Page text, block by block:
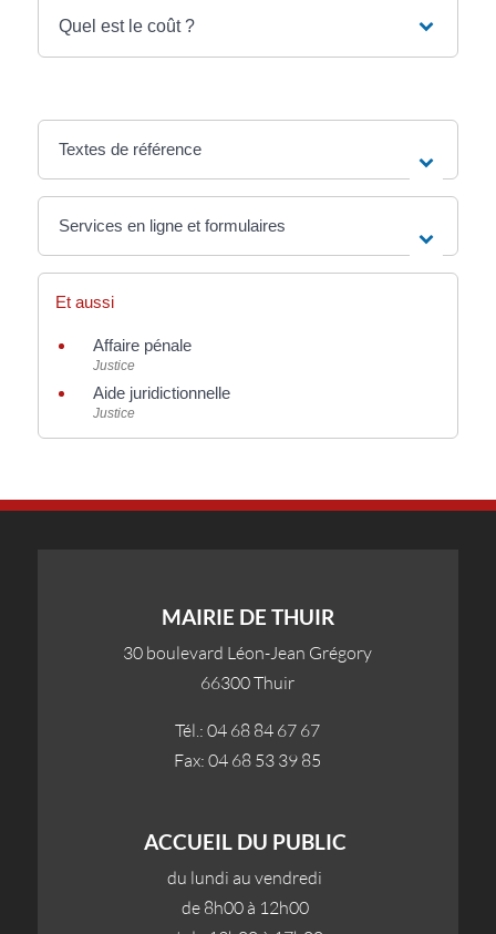
Quel est le coût ?
Textes de référence
Services en ligne et formulaires
Et aussi
Affaire pénale
Justice
Aide juridictionnelle
Justice
MAIRIE DE THUIR
30 boulevard Léon-Jean Grégory
66300 Thuir
Tél.: 04 68 84 67 67
Fax: 04 68 53 39 85
ACCUEIL DU PUBLIC
du lundi au vendredi
de 8h00 à 12h00